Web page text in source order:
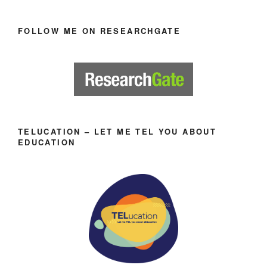
FOLLOW ME ON RESEARCHGATE
TELUCATION – LET ME TEL YOU ABOUT
EDUCATION